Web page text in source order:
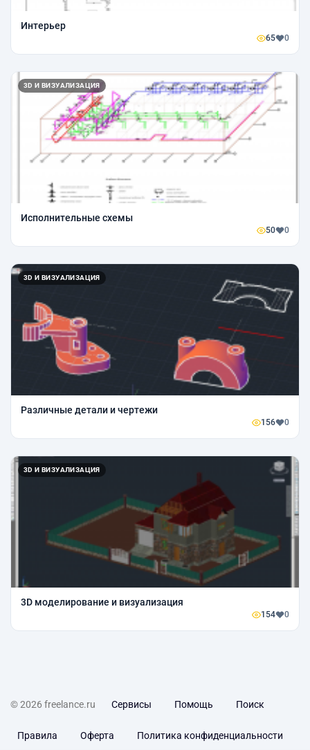
Интерьер
65 0
3D И ВИЗУАЛИЗАЦИЯ
Исполнительные схемы
50 0
3D И ВИЗУАЛИЗАЦИЯ
Различные детали и чертежи
156 0
3D И ВИЗУАЛИЗАЦИЯ
3D моделирование и визуализация
154 0
© 2026 freelance.ru Сервисы Помощь Поиск
Правила Оферта Политика конфиденциальности